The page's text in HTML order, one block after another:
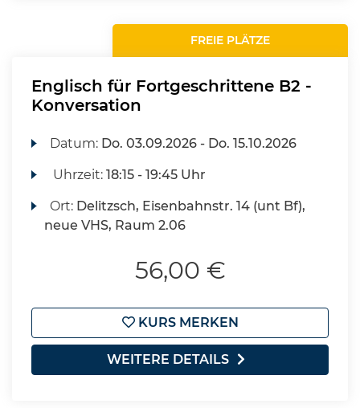
FREIE PLÄTZE
Englisch für Fortgeschrittene B2 -
Konversation
Datum: Do. 03.09.2026 - Do. 15.10.2026
Uhrzeit:18:15 - 19:45 Uhr
Ort: Delitzsch, Eisenbahnstr. 14 (unt Bf),
neue VHS, Raum 2.06
56,00 €
KURS MERKEN
WEITERE DETAILS